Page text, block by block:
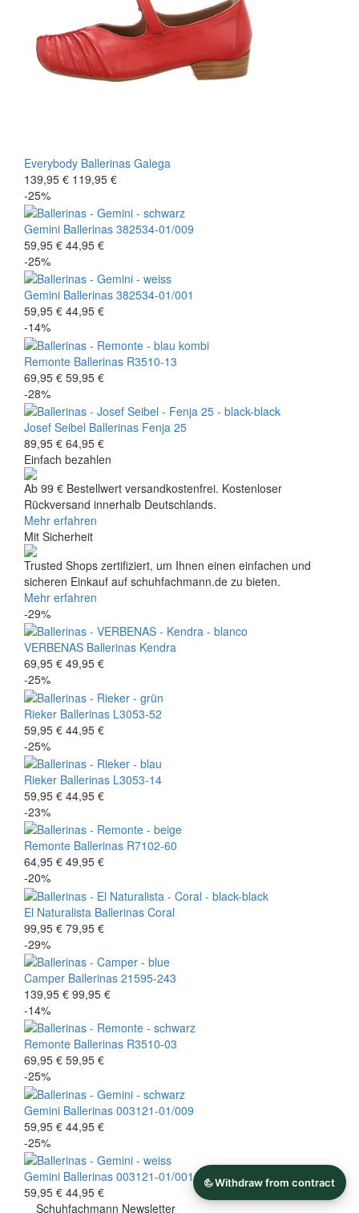
Everybody Ballerinas Galega
139,95 € 119,95 €
-25%
Gemini Ballerinas 382534-01/009
59,95 € 44,95 €
-25%
Gemini Ballerinas 382534-01/001
59,95 € 44,95 €
-14%
Remonte Ballerinas R3510-13
69,95 € 59,95 €
-28%
Josef Seibel Ballerinas Fenja 25
89,95 € 64,95 €
Einfach bezahlen
Ab 99 € Bestellwert versandkostenfrei. Kostenloser
Rückversand innerhalb Deutschlands.
Mehr erfahren
Mit Sicherheit
Trusted Shops zertifiziert, um Ihnen einen einfachen und
sicheren Einkauf auf schuhfachmann.de zu bieten.
Mehr erfahren
-29%
VERBENAS Ballerinas Kendra
69,95 € 49,95 €
-25%
Rieker Ballerinas L3053-52
59,95 € 44,95 €
-25%
Rieker Ballerinas L3053-14
59,95 € 44,95 €
-23%
Remonte Ballerinas R7102-60
64,95 € 49,95 €
-20%
El Naturalista Ballerinas Coral
99,95 € 79,95 €
-29%
Camper Ballerinas 21595-243
139,95 € 99,95 €
-14%
Remonte Ballerinas R3510-03
69,95 € 59,95 €
-25%
Gemini Ballerinas 003121-01/009
59,95 € 44,95 €
-25%
Gemini Ballerinas 003121-01/001
59,95 € 44,95 €
Schuhfachmann Newsletter